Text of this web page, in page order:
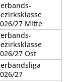
27 Mitte
27 Ost
27